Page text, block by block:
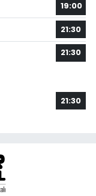
19:00
21:30
21:30
21:30